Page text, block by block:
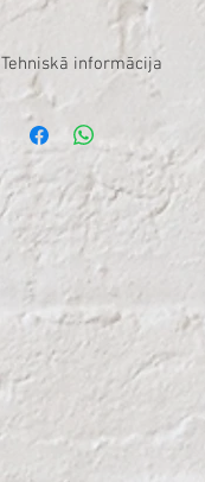
Tehniskā informācija
Diametrs: 200mm
Segmentu daudzums: 1
Savienojums: 1 1/4
Kroņurbja garums: 450mm
Korpusa biezums: 2.0mm